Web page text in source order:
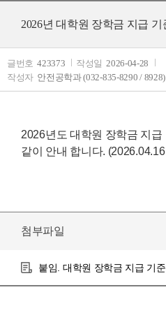
2026년 대학원 장학금 지급 기
글번호 423373 작성일 2026-04-28
작성자 안전공학과 (032-835-8290 / 8928)
2026년도 대학원 장학금 지
같이 안내 합니다.
첨부파일
붙임. 대학원 장학금 지급 기